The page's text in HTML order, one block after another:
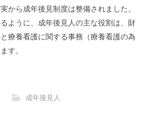
から成年後見制度は整備されました。
ように、成年後見人の主な役割は、財
療養看護に関する事務（療養看護の為
す。
成年後見人